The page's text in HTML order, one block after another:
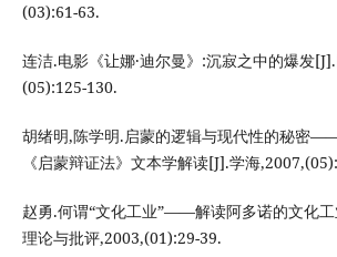
(03):61-63.
连洁.电影《让娜·迪尔曼》:沉寂之中的爆发
(05):125-130.
胡绪明,陈学明.启蒙的逻辑与现代性的秘密
《启蒙辩证法》文本学解读[J].学海
赵勇.何谓“文化工业”——解读阿多诺的文化
理论与批评,2003,(01):29-39.